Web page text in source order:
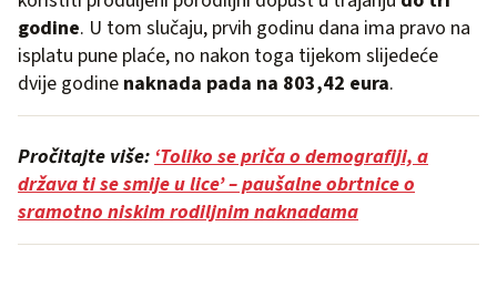
godine. U tom slučaju, prvih godinu dana ima pravo na
isplatu pune plaće, no nakon toga tijekom slijedeće
dvije godine naknada pada na 803,42 eura.
Pročitajte više:‘Toliko se priča o demografiji, a
država ti se smije u lice’ – paušalne obrtnice o
sramotno niskim rodiljnim naknadama